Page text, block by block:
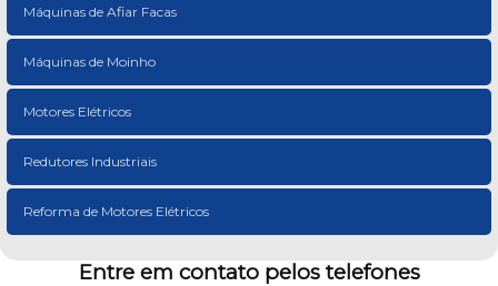
Máquinas de Afiar Facas
Máquinas de Moinho
Motores Elétricos
Redutores Industriais
Reforma de Motores Elétricos
Entre em contato pelos telefones